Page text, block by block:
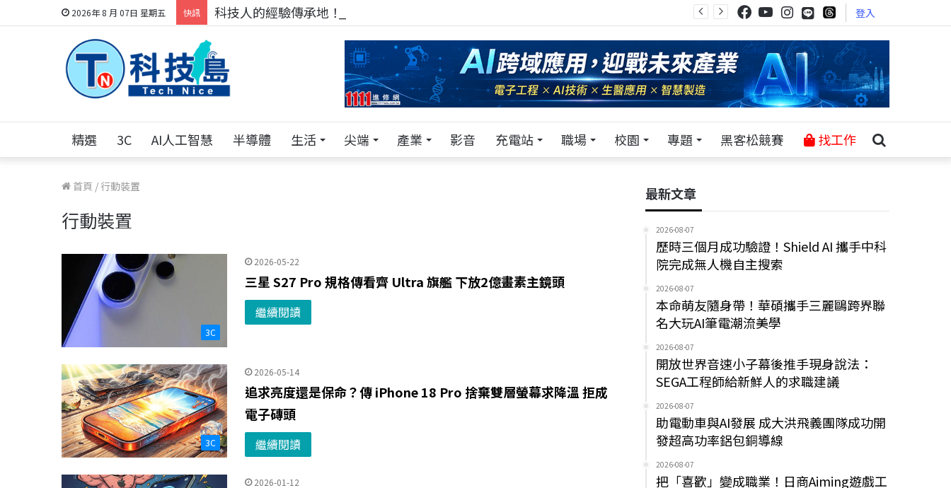
2026年 8 月 07日 星期五 快訊 科技人的經驗傳承地！在 Pei Pei 科技專區，與學弟妹交流最硬核的技術 登入
精選 3C AI人工智慧 半導體 生活 尖端 產業 影音 充電站 職場 校園 專題 黑客松競賽 找工作
首頁 / 行動裝置
行動裝置
3C
2026-05-22
三星 S27 Pro 規格傳看齊 Ultra 旗艦 下放2億畫素主鏡頭
繼續閱讀
3C
2026-05-14
追求亮度還是保命？傳 iPhone 18 Pro 捨棄雙層螢幕求降溫 拒成
電子磚頭
繼續閱讀
2026-01-12
最新文章
2026-08-07
歷時三個月成功驗證！Shield AI 攜手中科
院完成無人機自主搜索
2026-08-07
本命萌友隨身帶！華碩攜手三麗鷗跨界聯
名大玩AI筆電潮流美學
2026-08-07
開放世界音速小子幕後推手現身說法：
SEGA工程師給新鮮人的求職建議
2026-08-07
助電動車與AI發展 成大洪飛義團隊成功開
發超高功率鋁包銅導線
2026-08-07
把「喜歡」變成職業！日商Aiming遊戲工